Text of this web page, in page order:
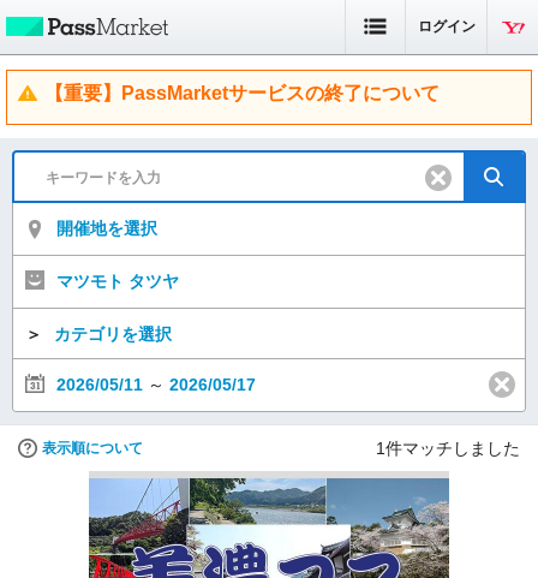
ログイン
【重要】PassMarketサービスの終了について
開催地を選択
マツモト タツヤ
＞ カテゴリを選択
2026/05/11 ～ 2026/05/17
表示順について 1件マッチしました